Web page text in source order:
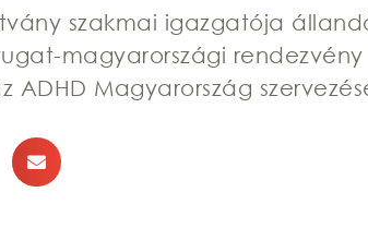
szakmai igazgatója
magyarországi rendezvény
ADHD Magyarország